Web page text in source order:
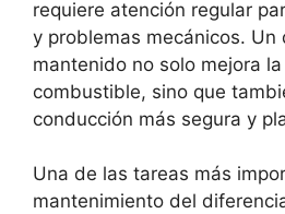
requiere atención regular
y problemas mecánicos. Un
mantenido no solo mejora
combustible, sino que
conducción más segura y
Una de las tareas más
mantenimiento del